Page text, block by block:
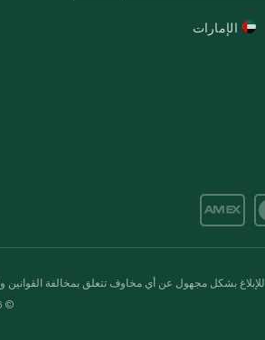
الإمارات
للإبلاغ بشكل مجهول عن أي مخاوف تتعلق بمخالفة القوانين
© 2020-2026 سبينس. كل الحقوق محفوظة